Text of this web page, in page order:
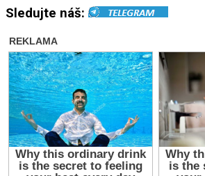
Sledujte náš: